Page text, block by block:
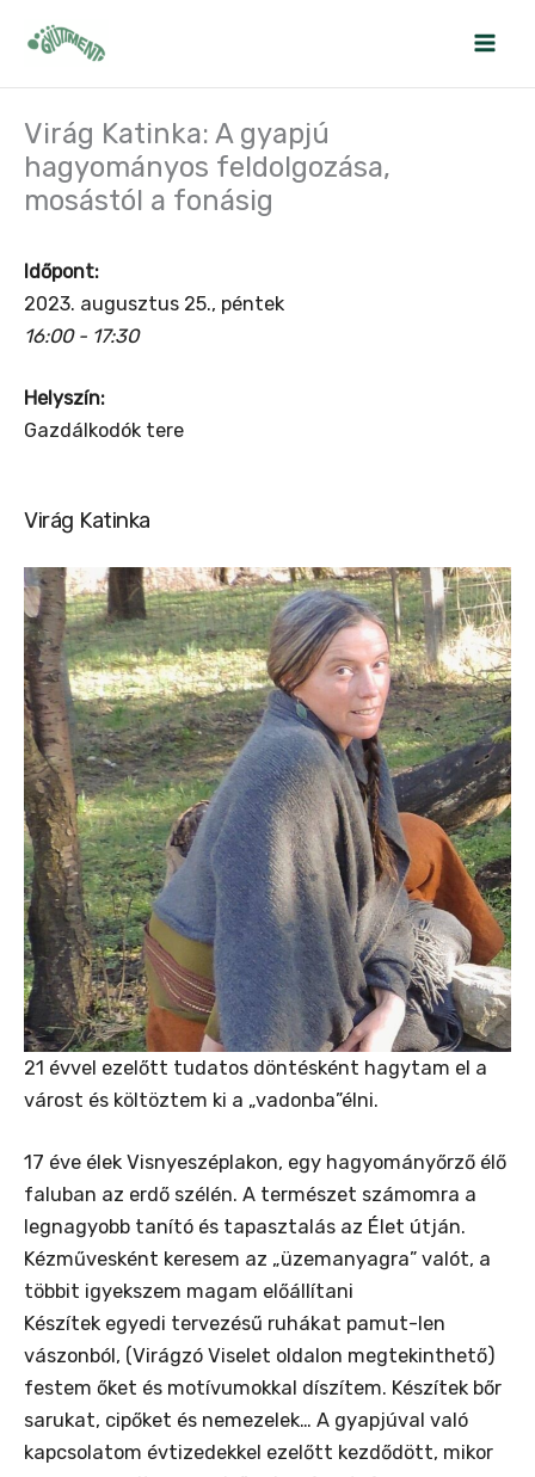
Virág Katinka: A gyapjú
hagyományos feldolgozása,
mosástól a fonásig
Időpont:
2023. augusztus 25., péntek
16:00 - 17:30
Helyszín:
Gazdálkodók tere
Virág Katinka
21 évvel ezelőtt tudatos döntésként hagytam el a
várost és költöztem ki a „vadonba”élni.
17 éve élek Visnyeszéplakon, egy hagyományőrző élő
faluban az erdő szélén. A természet számomra a
legnagyobb tanító és tapasztalás az Élet útján.
Kézművesként keresem az „üzemanyagra” valót, a
többit igyekszem magam előállítani
Készítek egyedi tervezésű ruhákat pamut-len
vászonból, (Virágzó Viselet oldalon megtekinthető)
festem őket és motívumokkal díszítem. Készítek bőr
sarukat, cipőket és nemezelek… A gyapjúval való
kapcsolatom évtizedekkel ezelőtt kezdődött, mikor